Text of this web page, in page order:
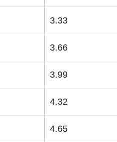
3.33
3.66
3.99
4.32
4.65